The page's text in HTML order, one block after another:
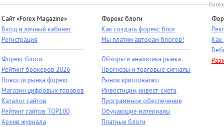
Сайт «Forex Magazine»
Вход в личный кабинет
Регистрация
Форекс блоги
Рейтинг брокеров 2026
Новости рынка форекс
Магазин цифровых товаров
Каталог сайтов
Рейтинг сайтов TOP100
Архив журнала
Форекс блоги
Как создать форекс блог
Мы платим авторам блогов!
Обзоры и аналитика рынка
Прогнозы и торговые сигналы
Рынок криптовалют
Инвестиции, инвест-счета
Программное обеспечение
Обучающие материалы
Платные блоги
Как